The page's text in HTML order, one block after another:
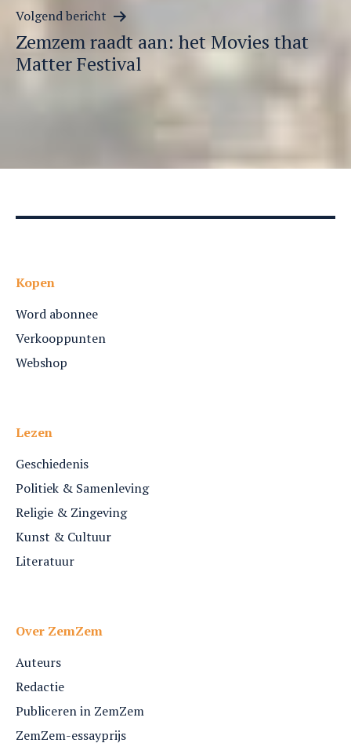
Volgend bericht
Zemzem raadt aan: het Movies that
Matter Festival
Kopen
Word abonnee
Verkooppunten
Webshop
Lezen
Geschiedenis
Politiek & Samenleving
Religie & Zingeving
Kunst & Cultuur
Literatuur
Over ZemZem
Auteurs
Redactie
Publiceren in ZemZem
ZemZem-essayprijs